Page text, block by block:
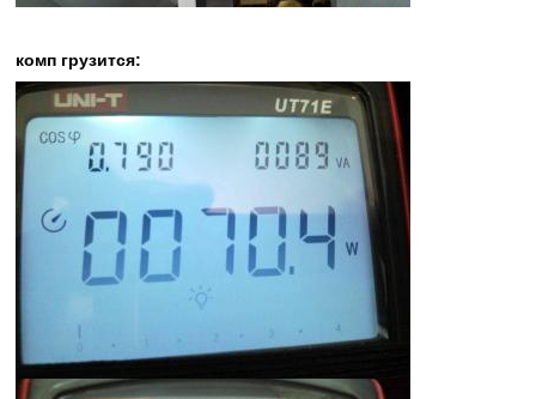
комп грузится: